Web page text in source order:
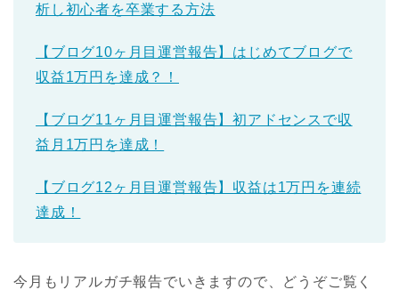
析し初心者を卒業する方法
【ブログ10ヶ月目運営報告】はじめてブログで
収益1万円を達成？！
【ブログ11ヶ月目運営報告】初アドセンスで収
益月1万円を達成！
【ブログ12ヶ月目運営報告】収益は1万円を連続
達成！
今月もリアルガチ報告でいきますので、どうぞご覧く